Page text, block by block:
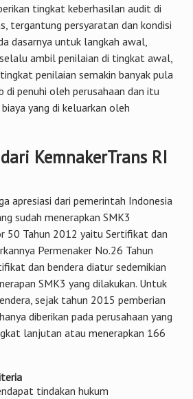
tingkat keberhasilan audit di
tergantung persyaratan dan kondisi
dasarnya untuk langkah awal,
ambil penilaian di tingkat awal,
penilaian semakin banyak pula
di penuhi oleh perusahaan dan itu
yang di keluarkan oleh
KemnakerTrans RI
apresiasi dari pemerintah Indonesia
sudah menerapkan SMK3
50 Tahun 2012 yaitu Sertifikat dan
Permenaker No.26 Tahun
dan bendera diatur sedemikian
SMK3 yang dilakukan. Untuk
sejak tahun 2015 pemberian
diberikan pada perusahaan yang
lanjutan atau menerapkan 166
tindakan hukum